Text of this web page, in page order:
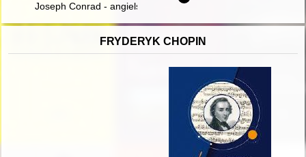
Joseph Conrad - angielski marynista z polskimi korzeniami : w
FRYDERYK CHOPIN